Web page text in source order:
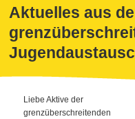
Aktuelles aus
Liebe Aktive der
grenzüberschreitenden